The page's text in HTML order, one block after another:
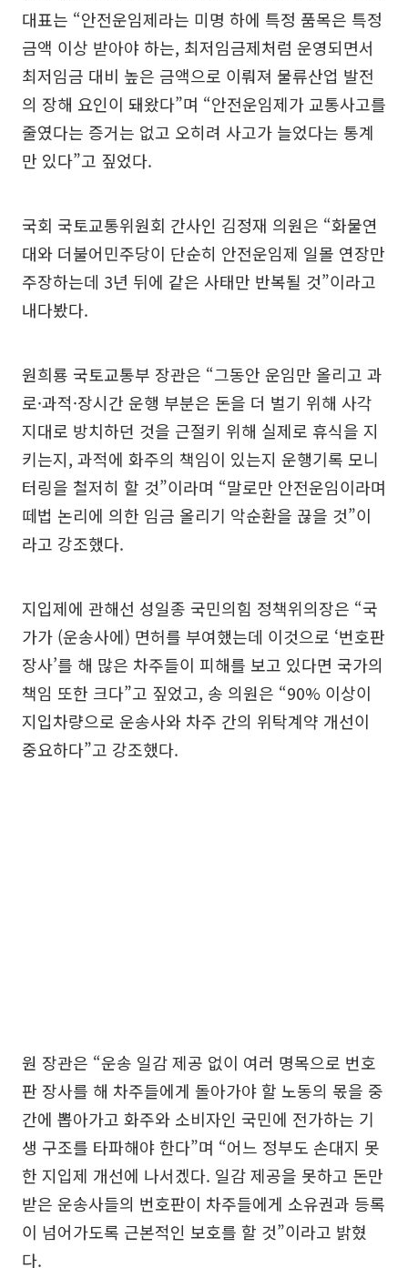
대표는 “안전운임제라는 미명 하에 특정 품목은 특정
금액 이상 받아야 하는, 최저임금제처럼 운영되면서
최저임금 대비 높은 금액으로 이뤄져 물류산업 발전
의 장해 요인이 돼왔다”며 “안전운임제가 교통사고를
줄였다는 증거는 없고 오히려 사고가 늘었다는 통계
만 있다”고 짚었다.
국회 국토교통위원회 간사인 김정재 의원은 “화물연
대와 더불어민주당이 단순히 안전운임제 일몰 연장만
주장하는데 3년 뒤에 같은 사태만 반복될 것”이라고
내다봤다.
원희룡 국토교통부 장관은 “그동안 운임만 올리고 과
로·과적·장시간 운행 부분은 돈을 더 벌기 위해 사각
지대로 방치하던 것을 근절키 위해 실제로 휴식을 지
키는지, 과적에 화주의 책임이 있는지 운행기록 모니
터링을 철저히 할 것”이라며 “말로만 안전운임이라며
떼법 논리에 의한 임금 올리기 악순환을 끊을 것”이
라고 강조했다.
지입제에 관해선 성일종 국민의힘 정책위의장은 “국
가가 (운송사에) 면허를 부여했는데 이것으로 ‘번호판
장사’를 해 많은 차주들이 피해를 보고 있다면 국가의
책임 또한 크다”고 짚었고, 송 의원은 “90% 이상이
지입차량으로 운송사와 차주 간의 위탁계약 개선이
중요하다”고 강조했다.
원 장관은 “운송 일감 제공 없이 여러 명목으로 번호
판 장사를 해 차주들에게 돌아가야 할 노동의 몫을 중
간에 뽑아가고 화주와 소비자인 국민에 전가하는 기
생 구조를 타파해야 한다”며 “어느 정부도 손대지 못
한 지입제 개선에 나서겠다. 일감 제공을 못하고 돈만
받은 운송사들의 번호판이 차주들에게 소유권과 등록
이 넘어가도록 근본적인 보호를 할 것”이라고 밝혔
다.